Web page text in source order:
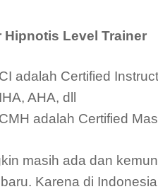
Hipnotis Level Trainer
CI adalah Certified
IHA, AHA, dll
CMH adalah Certified
masih ada dan
Karena di